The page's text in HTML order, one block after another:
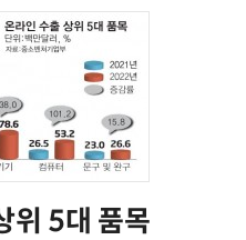
위 5대 품목